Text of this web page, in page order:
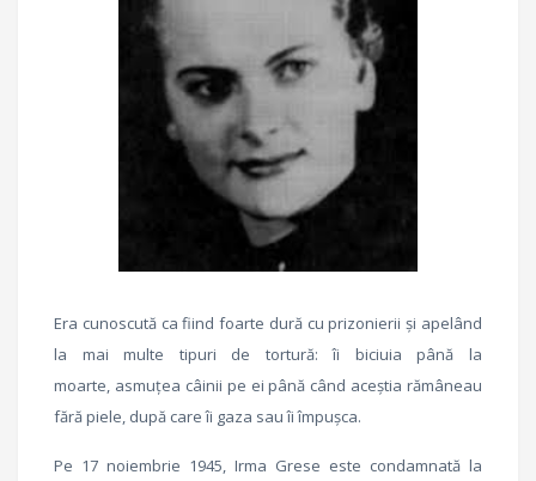
Era cunoscută ca fiind foarte dură cu prizonierii şi apelând
la mai multe tipuri de tortură: îi biciuia până la
moarte, asmuţea câinii pe ei până când aceștia rămâneau
fără piele, după care îi gaza sau îi împuşca.
Pe 17 noiembrie 1945, Irma Grese este condamnată la